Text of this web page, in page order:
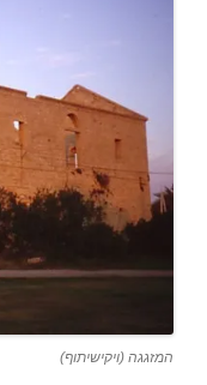
המזגגה (ויקישיתוף)